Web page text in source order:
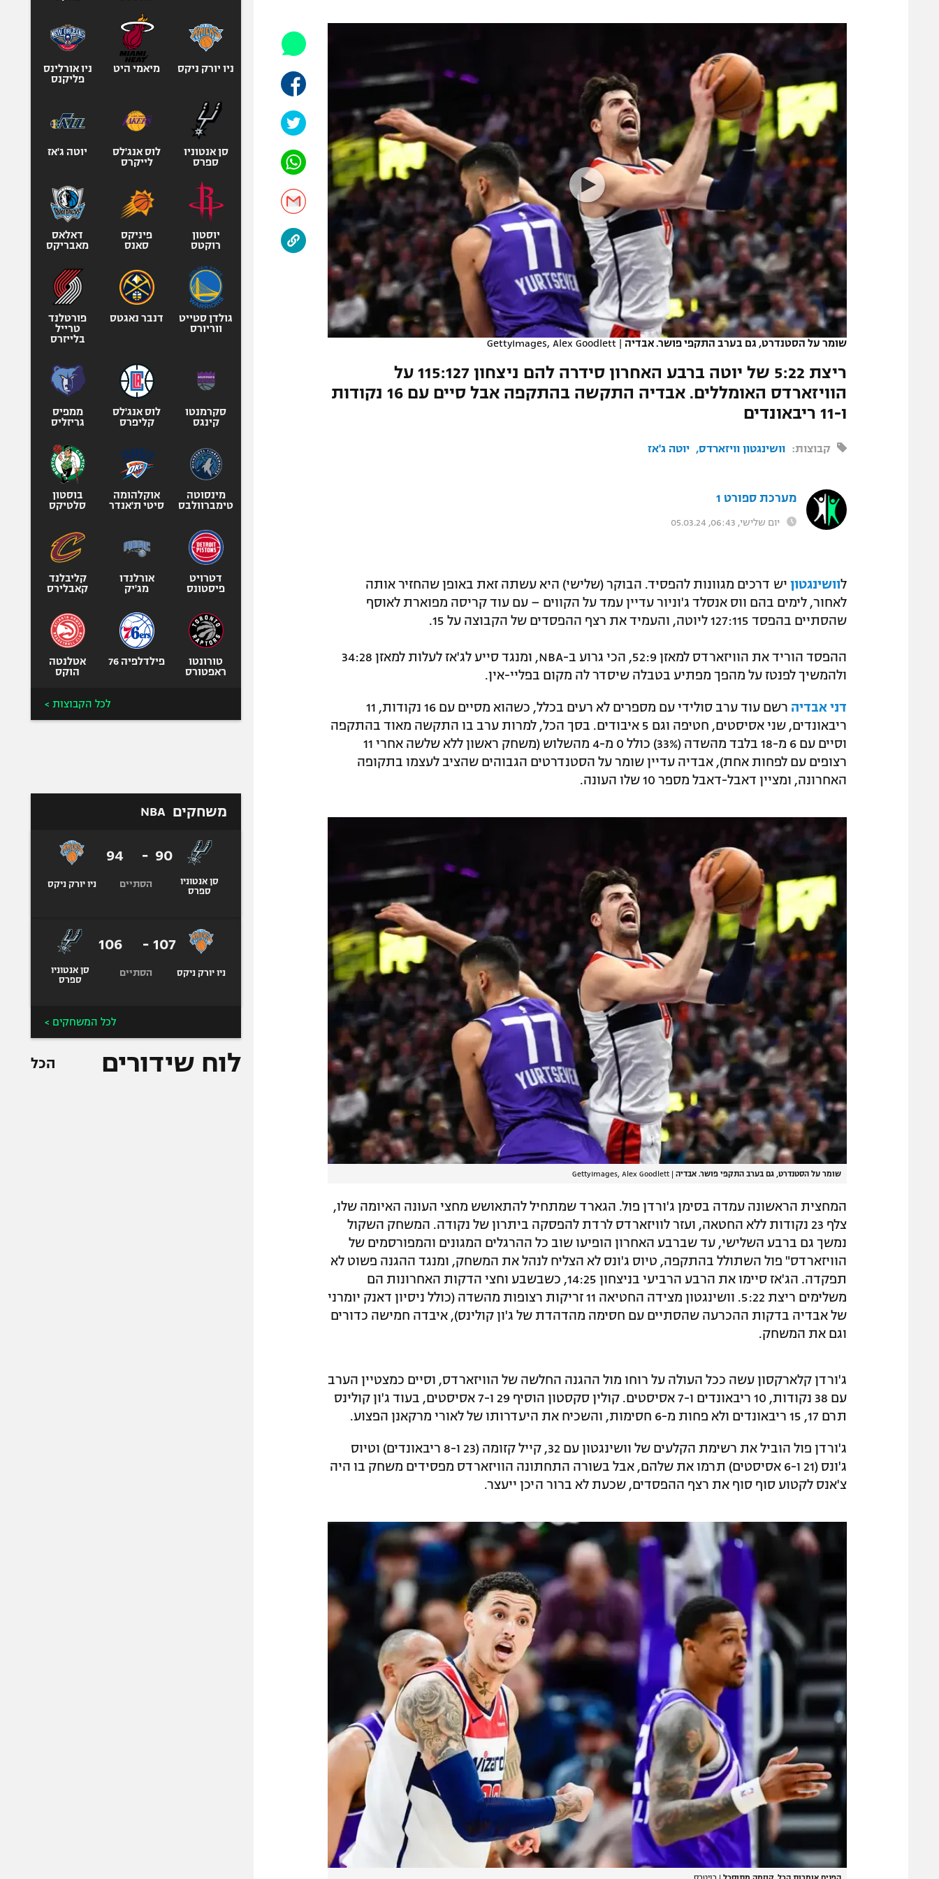
תקנון משתתפים וזוכים בפרסים
תקנון עבור פעילות אלקטרה
תקנון עבור פעילות ספורט 1 – "מרלן"
גיימינג E-Sports
תנאי שימוש
מדיניות פרטיות
תקנון פעילות ספורט 1
רשיון להקרנה פומבית לבית עסק
הצטרפות לחבילת הערוצים
לוח דרושים – ג'ובנט
תגיות
המגזין
הפועל תל אביב
הפועל באר שבע
מכבי נתניה
בני יהודה
ליגה סינית
אופניים
ספורט מוטורי
כדורמים
בייסבול MLB
ספורט אתגרי
אומנויות לחימה
שומר על הסטנדרט, גם בערב התקפי פושר. אבדיה |
GettyImages, Alex Goodlett
ריצת 5:22 של יוטה ברבע האחרון סידרה להם ניצחון 115:127 על
הוויזארדס האומללים. אבדיה התקשה בהתקפה אבל סיים עם 16 נקודות
ו-11 ריבאונדים
קבוצות: וושינגטון וויזארדס יוטה ג'אז
מערכת ספורט 1
יום שלישי, 06:43, 05.03.24
לוושינגטון יש דרכים מגוונות להפסיד. הבוקר (שלישי) היא עשתה זאת באופן שהחזיר אותה
לאחור, לימים בהם ווס אנסלד ג'וניור עדיין עמד על הקווים – עם עוד קריסה מפוארת לאוסף
שהסתיים בהפסד 127:115 ליוטה, והעמיד את רצף ההפסדים של הקבוצה על 15.
ההפסד הוריד את הוויזארדס למאזן 52:9, הכי גרוע ב-NBA, ומנגד סייע לג'אז לעלות למאזן 34:28
ולהמשיך לפנטז על מהפך מפתיע בטבלה שיסדר לה מקום בפליי-אין.
דני אבדיה
רשם עוד ערב סולידי עם מספרים לא רעים בכלל, כשהוא מסיים עם 16 נקודות, 11
ריבאונדים, שני אסיסטים, חטיפה וגם 5 איבודים. בסך הכל, למרות ערב בו התקשה מאוד בהתקפה
וסיים עם 6 מ-18 בלבד מהשדה (33%) כולל 0 מ-4 מהשלוש (משחק ראשון ללא שלשה אחרי 11
רצופים עם לפחות אחת), אבדיה עדיין שומר על הסטנדרטים הגבוהים שהציב לעצמו בתקופה
האחרונה, ומציין דאבל-דאבל מספר 10 שלו העונה.
שומר על הסטנדרט, גם בערב התקפי פושר. אבדיה |
GettyImages, Alex Goodlett
המחצית הראשונה עמדה בסימן ג'ורדן פול. הגארד שמתחיל להתאושש מחצי העונה האיומה שלו,
צלף 23 נקודות ללא החטאה, ועזר לוויזארדס לרדת להפסקה ביתרון של נקודה. המשחק השקול
נמשך גם ברבע השלישי, עד שברבע האחרון הופיעו שוב כל ההרגלים המגונים והמפורסמים של
הוויזארדס" פול השתולל בהתקפה, טיוס ג'ונס לא הצליח לנהל את המשחק, ומנגד ההגנה פשוט לא
תפקדה. הג'אז סיימו את הרבע הרביעי בניצחון 14:25, כשבשבע וחצי הדקות האחרונות הם
משלימים ריצת 5:22. וושינגטון מצידה החטיאה 11 זריקות רצופות מהשדה (כולל ניסיון דאנק יומרני
של אבדיה בדקות ההכרעה שהסתיים עם חסימה מהדהדת של ג'ון קולינס), איבדה חמישה כדורים
וגם את המשחק.
ג'ורדן קלארקסון עשה ככל העולה על רוחו מול ההגנה החלשה של הוויזארדס, וסיים כמצטיין הערב
עם 38 נקודות, 10 ריבאונדים ו-7 אסיסטים. קולין סקסטון הוסיף 29 ו-7 אסיסטים, בעוד ג'ון קולינס
תרם 17, 15 ריבאונדים ולא פחות מ-6 חסימות, והשכיח את היעדרותו של לאורי מרקאנן הפצוע.
ג'ורדן פול הוביל את רשימת הקלעים של וושינגטון עם 32, קייל קזומה (23 ו-8 ריבאונדים) וטיוס
ג'ונס (21 ו-6 אסיסטים) תרמו את שלהם, אבל בשורה התחתונה הוויזארדס מפסידים משחק בו היה
צ'אנס לקטוע סוף סוף את רצף ההפסדים, שכעת לא ברור היכן ייעצר.
ניו יורק ניקס מיאמי היט
ניו אורלינס
פליקנס
סן אנטוניו
ספרס
לוס אנג'לס
לייקרס
יוטה ג'אז
יוסטון
רוקטס
פיניקס
סאנס
דאלאס
מאבריקס
גולדן סטייט
ווריורס
דנבר נאגטס
פורטלנד
טרייל
בלייזרס
סקרמנטו
קינגס
לוס אנג'לס
קליפרס
ממפיס
גריזליס
מינסוטה
טימברוולבס
אוקלהומה
סיטי ת'אנדר
בוסטון
סלטיקס
דטרויט
פיסטונס
אורלנדו
מג'יק
קליבלנד
קאבלירס
טורונטו
ראפטורס
פילדלפיה 76
אטלנטה
הוקס
לכל הקבוצות >
משחקים NBA
סן אנטוניו
ספרס
90
-
94
הסתיים ניו יורק ניקס
ניו יורק ניקס
107
-
106
הסתיים
סן אנטוניו
ספרס
לכל המשחקים >
לוח שידורים הכל